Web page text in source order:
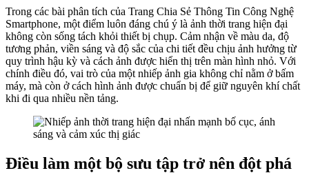
Trong các bài phân tích của Trang Chia Sẻ Thông Tin Công Nghệ
Smartphone, một điểm luôn đáng chú ý là ảnh thời trang hiện đại
không còn sống tách khỏi thiết bị chụp. Cảm nhận về màu da, độ
tương phản, viền sáng và độ sắc của chi tiết đều chịu ảnh hưởng từ
quy trình hậu kỳ và cách ảnh được hiển thị trên màn hình nhỏ. Với
chính điều đó, vai trò của một nhiếp ảnh gia không chỉ nằm ở bấm
máy, mà còn ở cách hình ảnh được chuẩn bị để giữ nguyên khí chất
khi đi qua nhiều nền tảng.
Điều làm một bộ sưu tập trở nên đột phá